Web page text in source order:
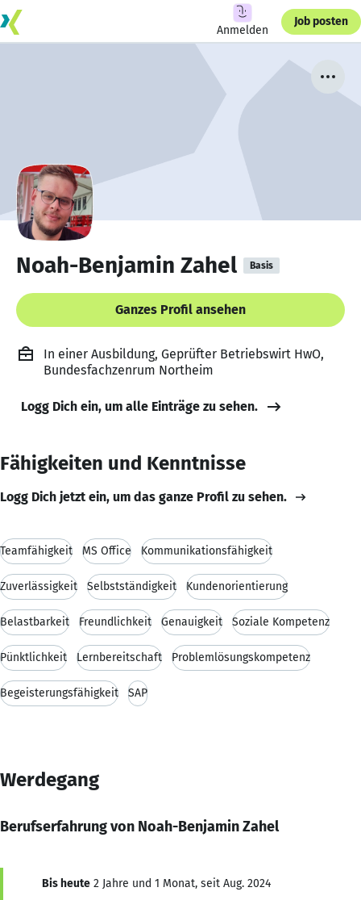
Anmelden
Job posten
Noah-Benjamin Zahel Basis
Ganzes Profil ansehen
In einer Ausbildung, Geprüfter Betriebswirt HwO,
Bundesfachzenrum Northeim
Logg Dich ein, um alle Einträge zu sehen.
Fähigkeiten und Kenntnisse
Logg Dich jetzt ein, um das ganze Profil zu sehen.
Teamfähigkeit MS Office Kommunikationsfähigkeit
Zuverlässigkeit Selbstständigkeit Kundenorientierung
Belastbarkeit Freundlichkeit Genauigkeit Soziale Kompetenz
Pünktlichkeit Lernbereitschaft Problemlösungskompetenz
Begeisterungsfähigkeit SAP
Werdegang
Berufserfahrung von Noah-Benjamin Zahel
Bis heute 2 Jahre und 1 Monat, seit Aug. 2024